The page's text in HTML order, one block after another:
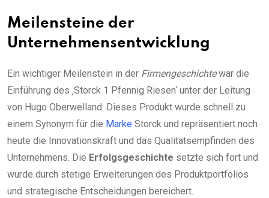
Meilensteine der
Unternehmensentwicklung
Ein wichtiger Meilenstein in der Firmengeschichtewar die
Einführung des ‚Storck 1 Pfennig Riesen‘ unter der Leitung
von Hugo Oberwelland. Dieses Produkt wurde schnell zu
einem Synonym für die Marke Storck und repräsentiert noch
heute die Innovationskraft und das Qualitätsempfinden des
Unternehmens. Die Erfolgsgeschichte setzte sich fort und
wurde durch stetige Erweiterungen des Produktportfolios
und strategische Entscheidungen bereichert.